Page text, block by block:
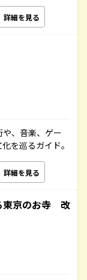
詳細を見る
、音楽、ゲー
を巡るガイド。
詳細を見る
東京のお寺 改